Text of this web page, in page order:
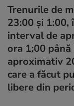
Trenurile de
23:00 și 1:00,
interval de
ora 1:00
aproximativ
care a făcut
libere din